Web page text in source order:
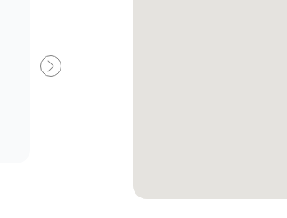
Premier Dealer spécialement
Suivant